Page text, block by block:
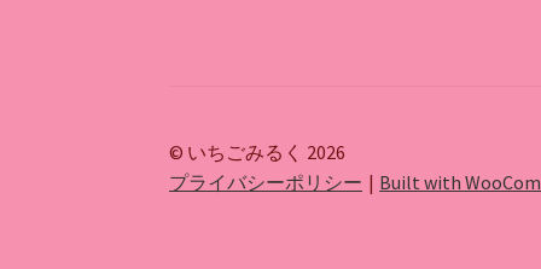
© いちごみるく 2026
プライバシーポリシー
Built with